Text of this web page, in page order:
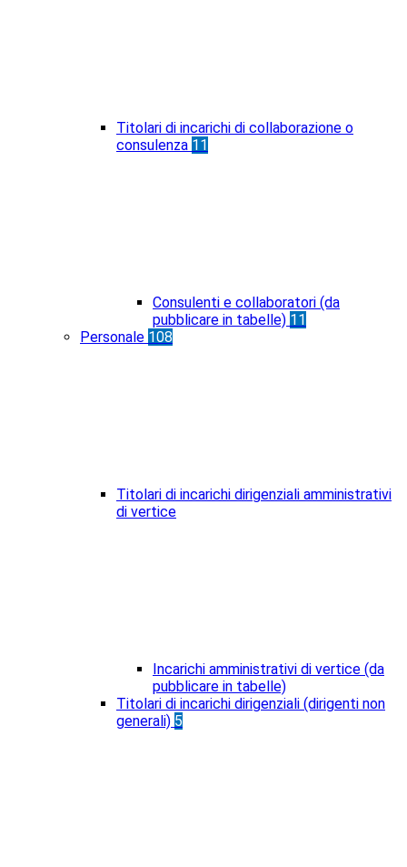
Titolari di incarichi di collaborazione o
consulenza 11
Consulenti e collaboratori (da
pubblicare in tabelle) 11
Personale 108
Titolari di incarichi dirigenziali amministrativi
di vertice
Incarichi amministrativi di vertice (da
pubblicare in tabelle)
Titolari di incarichi dirigenziali (dirigenti non
generali) 5